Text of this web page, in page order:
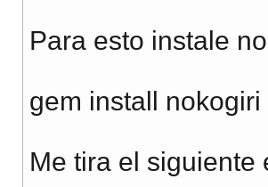
Para esto instale
gem install nokogiri
Me tira el siguiente